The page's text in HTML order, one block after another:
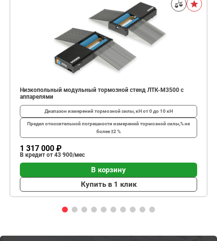
Низкопольный модульный тормозной стенд ЛТК-М3500 с
аппарелями
Диапазон измерений тормозной силы, кНот 0 до 10 кН
Предел относительной погрешности измерений тормозной силы,%не
более ±2 %
1 317 000 ₽
В кредит от 43 900/мес
В корзину
Купить в 1 клик